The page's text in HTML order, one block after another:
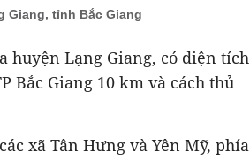
Giang, tỉnh Bắc Giang
huyện Lạng Giang, có diện tích
Bắc Giang 10 km và cách thủ
xã Tân Hưng và Yên Mỹ, phía